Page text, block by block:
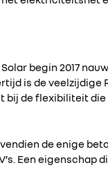
begin 2017
is de veelzijdige
de flexibiliteit die
de enige
Een eigenschap